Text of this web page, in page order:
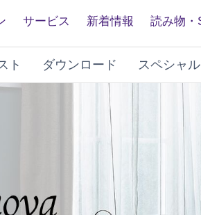
サービス 新着情報 読み物・
ト ダウンロード スペシャ